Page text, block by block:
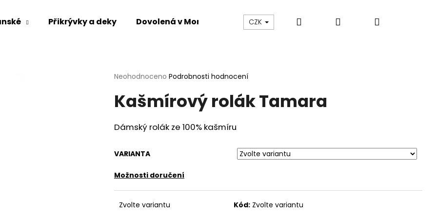
Přikrývky a deky Dovolená v Mongolsku O nás Blog Údržba oblečení
CZK Hledat PřihlášeníNákupní
Průměrné
produktu
je
z
5
Neohodnoceno Podrobnosti hodnocení
Kašmírový rolák Tamara
Dámský rolák ze 100% kašmíru
VARIANTA
Možnosti doručení
Zvolte variantu Kód: Zvolte variantu